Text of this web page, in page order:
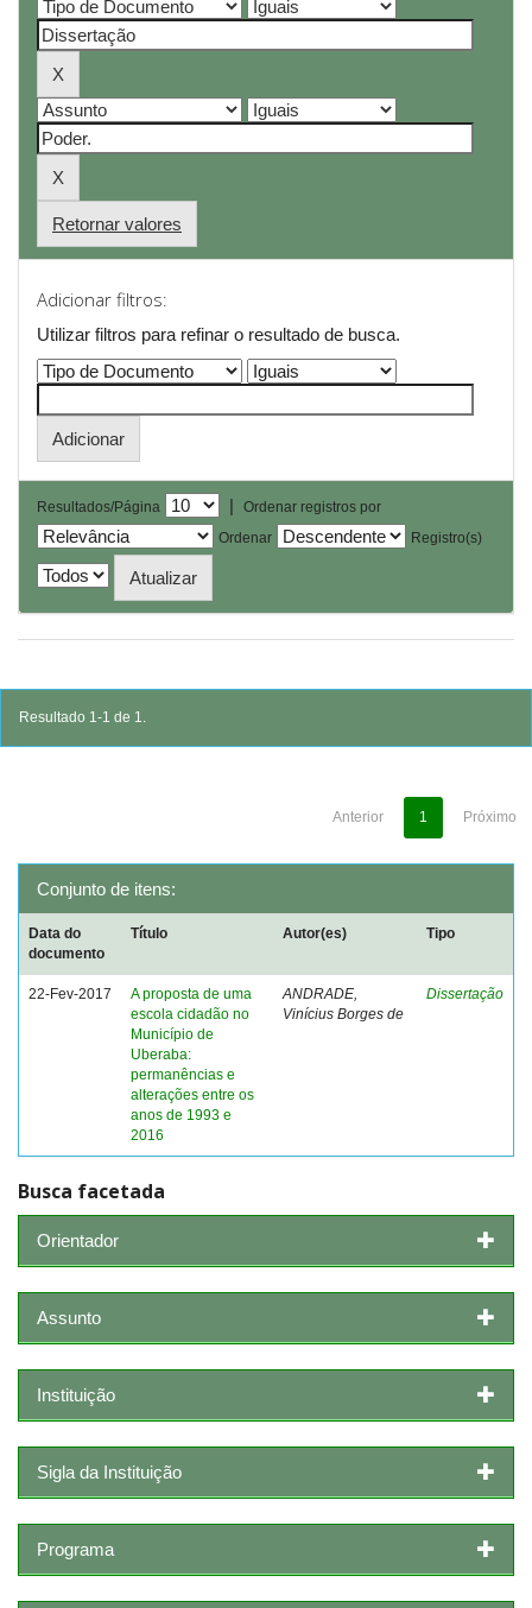
Retornar valores
Adicionar filtros:
Utilizar filtros para refinar o resultado de busca.
Resultados/Página |
Ordenar registros por
Ordenar
Registro(s)
Resultado 1-1 de 1.
Anterior 1 Próximo
Conjunto de itens:
Data do
documento
Título Autor(es) Tipo
22-Fev-2017
A proposta de uma
escola cidadão no
Município de
Uberaba:
permanências e
alterações entre os
anos de 1993 e
2016
ANDRADE,
Vinícius Borges de
Dissertação
Busca facetada
Orientador
Assunto
Instituição
Sigla da Instituição
Programa